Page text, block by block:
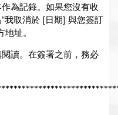
為記錄。如果您沒有收
我取消於 [日期] 與您簽訂
址。
讀。在簽署之前，務必